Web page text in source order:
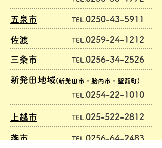
五泉市 TEL.0250-43-5911
佐渡 TEL.0259-24-1212
三条市 TEL.0256-34-2526
新発田地域(新発田市・胎内市・聖籠町)
TEL.0254-22-1010
上越市 TEL.025-522-2812
燕市 TEL.0256-64-2483